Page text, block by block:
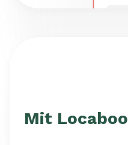
Mit Locaboo